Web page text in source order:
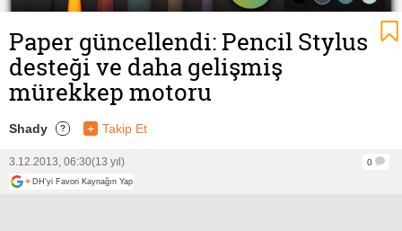
Paper güncellendi: Pencil Stylus
desteği ve daha gelişmiş
mürekkep motoru
Shady ? + Takip Et
3.12.2013, 06:30(13 yıl)
0
+ DH'yi Favori Kaynağın Yap